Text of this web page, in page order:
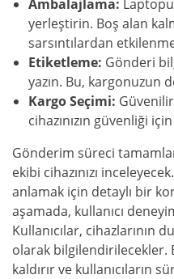
Ambalajlama:
yerleştirin. Boş alan
sarsıntılardan
Etiketleme: Gönderi
yazın. Bu, kargonuzun
Kargo Seçimi:
cihazınızın güvenliği
Gönderim süreci
ekibi cihazınızı
anlamak için detaylı bir
aşamada, kullanıcı
Kullanıcılar, cihazlarının
olarak bilgilendirilecekler.
kaldırır ve kullanıcıların